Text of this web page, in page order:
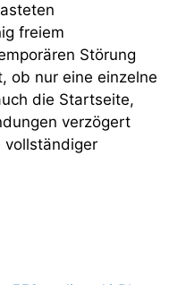
freiem
Störung
ob nur eine einzelne
die Startseite,
verzögert
vollständiger